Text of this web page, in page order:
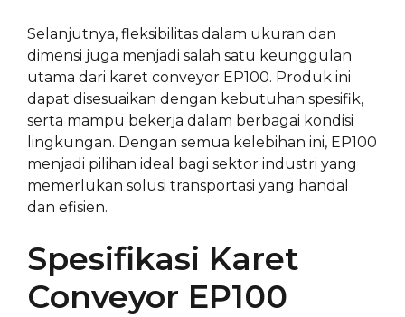
Selanjutnya, fleksibilitas dalam ukuran dan
dimensi juga menjadi salah satu keunggulan
utama dari karet conveyor EP100. Produk ini
dapat disesuaikan dengan kebutuhan spesifik,
serta mampu bekerja dalam berbagai kondisi
lingkungan. Dengan semua kelebihan ini, EP100
menjadi pilihan ideal bagi sektor industri yang
memerlukan solusi transportasi yang handal
dan efisien.
Spesifikasi Karet
Conveyor EP100